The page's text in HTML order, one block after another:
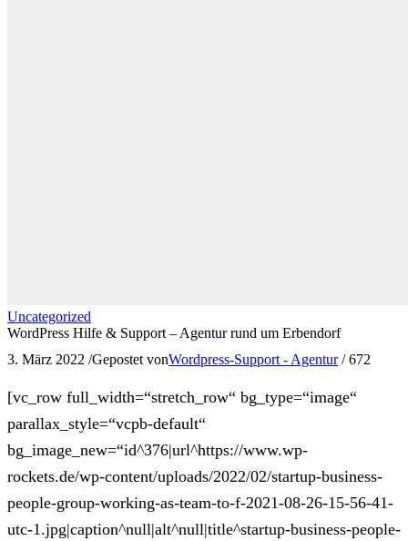
Uncategorized
WordPress Hilfe & Support – Agentur rund um Erbendorf
3. März 2022 /Gepostet vonWordpress-Support - Agentur / 672
[vc_row full_width=“stretch_row“ bg_type=“image“
parallax_style=“vcpb-default“
bg_image_new=“id^376|url^https://www.wp-
rockets.de/wp-content/uploads/2022/02/startup-business-
people-group-working-as-team-to-f-2021-08-26-15-56-41-
utc-1.jpg|caption^null|alt^null|title^startup-business-people-